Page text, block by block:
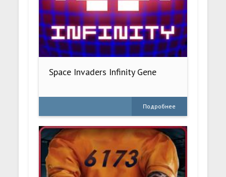
Space Invaders Infinity Gene
Подробнее